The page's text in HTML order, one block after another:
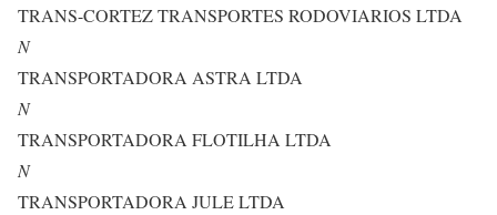
TRANS-CORTEZ TRANSPORTES RODOVIARIOS LTDA
N
TRANSPORTADORA ASTRA LTDA
N
TRANSPORTADORA FLOTILHA LTDA
N
TRANSPORTADORA JULE LTDA